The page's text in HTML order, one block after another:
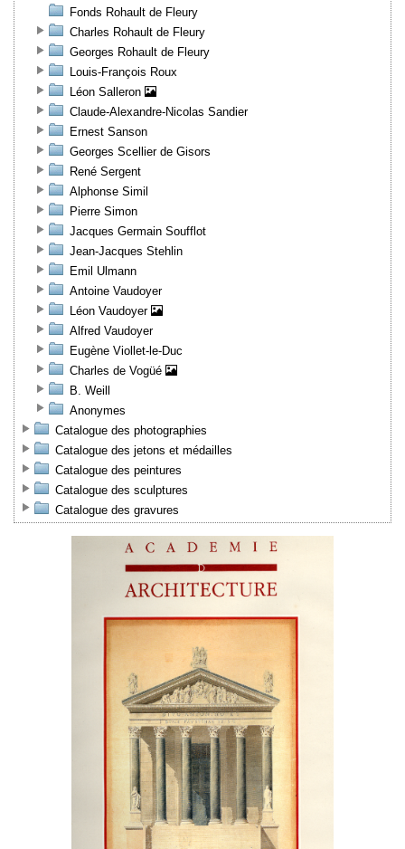
Fonds Rohault de Fleury
Charles Rohault de Fleury
Georges Rohault de Fleury
Louis-François Roux
Léon Salleron
Claude-Alexandre-Nicolas Sandier
Ernest Sanson
Georges Scellier de Gisors
René Sergent
Alphonse Simil
Pierre Simon
Jacques Germain Soufflot
Jean-Jacques Stehlin
Emil Ulmann
Antoine Vaudoyer
Léon Vaudoyer
Alfred Vaudoyer
Eugène Viollet-le-Duc
Charles de Vogüé
B. Weill
Anonymes
Catalogue des photographies
Catalogue des jetons et médailles
Catalogue des peintures
Catalogue des sculptures
Catalogue des gravures